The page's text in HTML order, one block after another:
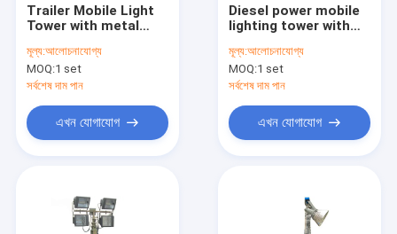
Trailer Mobile Light
Tower with metal
Single Phase
মূল্য:আলোচনাযোগ্য
MOQ:1 set
সর্বশেষ দাম পান
এখন যোগাযোগ
Diesel power mobile
lighting tower with
phase alternator
মূল্য:আলোচনাযোগ্য
MOQ:1 set
সর্বশেষ দাম পান
এখন যোগাযোগ